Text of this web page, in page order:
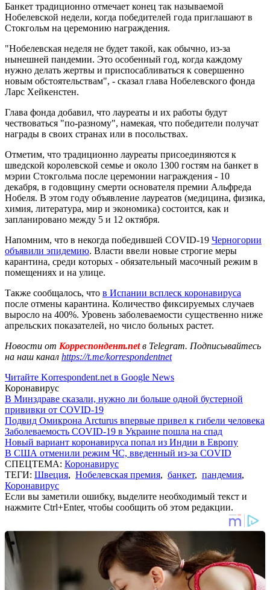
Банкет традиционно отмечает конец так называемой
Нобелевской недели, когда победителей года приглашают в
Стокгольм на церемонию награждения.
"Нобелевская неделя не будет такой, как обычно, из-за
нынешней пандемии. Это особенный год, когда каждому
нужно делать жертвы и приспосабливаться к совершенно
новым обстоятельствам", - сказал глава Нобелевского фонда
Ларс Хейкенстен.
Глава фонда добавил, что лауреаты и их работы будут
чествоваться "по-разному", намекая, что победители получат
награды в своих странах или в посольствах.
Отметим, что традиционно лауреаты присоединяются к
шведской королевской семье и около 1300 гостям на банкет в
мэрии Стокгольма после церемонии награждения - 10
декабря, в годовщину смерти основателя премии Альфреда
Нобеля. В этом году объявление лауреатов (медицина, физика,
химия, литература, мир и экономика) состоится, как и
запланировано между 5 и 12 октября.
Напомним, что в некогда победившей COVID-19 Черногории
объявили эпидемию. Власти ввели новые строгие меры
карантина, среди которых - обязательный масочный режим в
помещениях и на улице.
Также сообщалось, что в Испании всплеск коронавируса
после отмены карантина. Количество фиксируемых случаев
выросло на 400%. Уровень заболеваемости существенно ниже
апрельских показателей, но число больных растет.
Новости от Корреспондент.netв Telegram. Подписывайтесь
на наш канал https://t.me/korrespondentnet
Читайте Korrespondent.net в Google News
Коронавирус
В Минздраве сказали, нужно ли больше одной бустерной
прививки от COVID-19
Подвид Омикрона Arcturus впервые привел к гибели человека
Заболеваемость COVID-19 в Украине пошла на спад
Новый вариант коронавируса попал из Индии в Европу
В США отменили режим ЧС, введенный из-за COVID
СПЕЦТЕМА: Коронавирус
ТЕГИ: Швеция, Нобелевская премия, банкет, пандемия,
Коронавирус
Если вы заметили ошибку, выделите необходимый текст и
нажмите Ctrl+Enter, чтобы сообщить об этом редакции.